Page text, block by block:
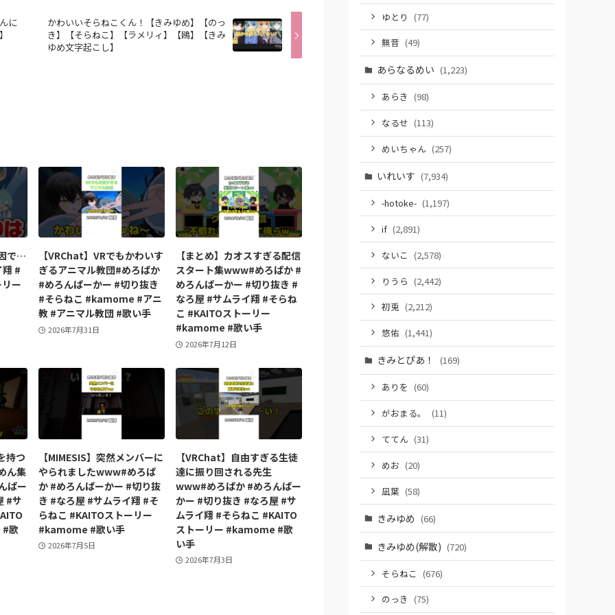
に
かわいいそらねこくん！【きみゆめ】【のっ
き】【そらねこ】【ラメリィ】【鴎】【きみ
ゆめ文字起こし】
で…
#
ー
【VRChat】VRでもかわいす
ぎるアニマル教団#めろぱか
#めろんぱーかー #切り抜き
#そらねこ #kamome #アニ
教 #アニマル教団 #歌い手
2026年7月31日
【まとめ】カオスすぎる配信
スタート集www#めろぱか #
めろんぱーかー #切り抜き #
なろ屋 #サムライ翔 #そらね
こ #KAITOストーリー
#kamome #歌い手
2026年7月12日
持つ
ん集
ぱー
#サ
歌
【MIMESIS】突然メンバーに
やられましたwww#めろぱ
か #めろんぱーかー #切り抜
き #なろ屋 #サムライ翔 #そ
らねこ #KAITOストーリー
#kamome #歌い手
2026年7月5日
【VRChat】自由すぎる生徒
達に振り回される先生
www#めろぱか #めろんぱー
かー #切り抜き #なろ屋 #サ
ムライ翔 #そらねこ #KAITO
ストーリー #kamome #歌
い手
2026年7月3日
ゆとり (77)
無音 (49)
あらなるめい (1,223)
あらき (98)
なるせ (113)
めいちゃん (257)
いれいす (7,934)
-hotoke- (1,197)
if (2,891)
ないこ (2,578)
りうら (2,442)
初兎 (2,212)
悠佑 (1,441)
きみとぴあ！ (169)
ありを (60)
がおまる。
(11)
ててん (31)
めお (20)
凪葉 (58)
きみゆめ (66)
きみゆめ(解散) (720)
そらねこ (676)
のっき (75)